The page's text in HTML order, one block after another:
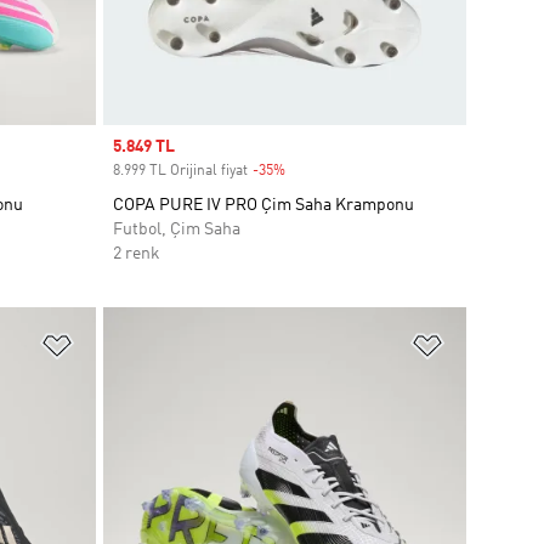
Sale price
5.849 TL
8.999 TL Orijinal fiyat -35%Discount
COPA PURE IV PRO Çim Saha Kramponu
Futbol, Çim Saha
2 renk